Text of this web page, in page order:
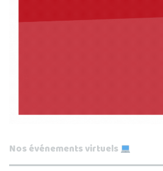
Nos événements virtuels